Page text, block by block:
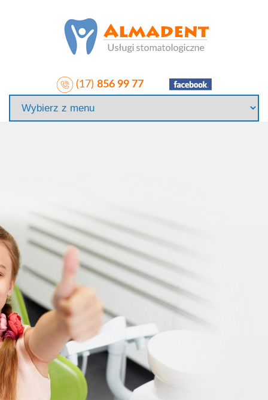
(17) 856 99 77